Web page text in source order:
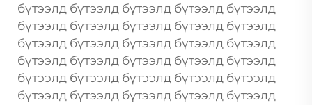
бүтээлд бүтээлд бүтээлд бүтээлд бүтээлд
бүтээлд бүтээлд бүтээлд бүтээлд бүтээлд
бүтээлд бүтээлд бүтээлд бүтээлд бүтээлд
бүтээлд бүтээлд бүтээлд бүтээлд бүтээлд
бүтээлд бүтээлд бүтээлд бүтээлд бүтээлд
бүтээлд бүтээлд бүтээлд бүтээлд бүтээлд